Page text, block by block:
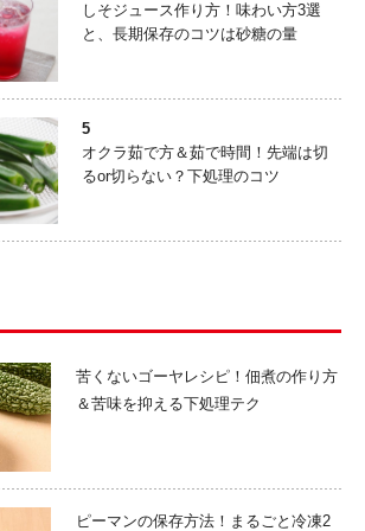
しそジュース作り方！味わい方3選
と、長期保存のコツは砂糖の量
5
オクラ茹で方＆茹で時間！先端は切
るor切らない？下処理のコツ
苦くないゴーヤレシピ！佃煮の作り方
＆苦味を抑える下処理テク
ピーマンの保存方法！まるごと冷凍2